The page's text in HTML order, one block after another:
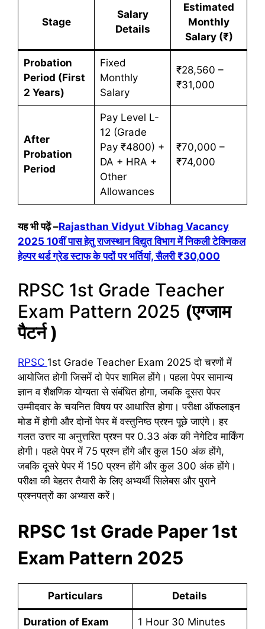
Stage
Salary
Details
Estimated
Monthly
Salary (₹)
Probation
Period (First
2 Years)
Fixed
Monthly
Salary
₹28,560 –
₹31,000
After
Probation
Period
Pay Level L-
12 (Grade
Pay ₹4800) +
DA + HRA +
Other
Allowances
₹70,000 –
₹74,000
यह भी पढ़ें –Rajasthan Vidyut Vibhag Vacancy
2025 10वीं पास हेतु राजस्थान विद्युत विभाग में निकली टेक्निकल
हेल्पर थर्ड ग्रेड स्टाफ के पदों पर भर्तियां, सैलरी ₹30,000
RPSC 1st Grade Teacher
Exam Pattern 2025 (एग्जाम
पैटर्न )
RPSC 1st Grade Teacher Exam 2025 दो चरणों में
आयोजित होगी जिसमें दो पेपर शामिल होंगे। पहला पेपर सामान्य
ज्ञान व शैक्षणिक योग्यता से संबंधित होगा, जबकि दूसरा पेपर
उम्मीदवार के चयनित विषय पर आधारित होगा। परीक्षा ऑफलाइन
मोड में होगी और दोनों पेपर में वस्तुनिष्ठ प्रश्न पूछे जाएंगे। हर
गलत उत्तर या अनुत्तरित प्रश्न पर 0.33 अंक की नेगेटिव मार्किंग
होगी। पहले पेपर में 75 प्रश्न होंगे और कुल 150 अंक होंगे,
जबकि दूसरे पेपर में 150 प्रश्न होंगे और कुल 300 अंक होंगे।
परीक्षा की बेहतर तैयारी के लिए अभ्यर्थी सिलेबस और पुराने
प्रश्नपत्रों का अभ्यास करें।
RPSC 1st Grade Paper 1st
Exam Pattern 2025
Particulars Details
Duration of Exam 1 Hour 30 Minutes